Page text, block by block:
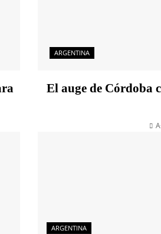
ARGENTINA
El auge de Córdoba
ARGENTINA